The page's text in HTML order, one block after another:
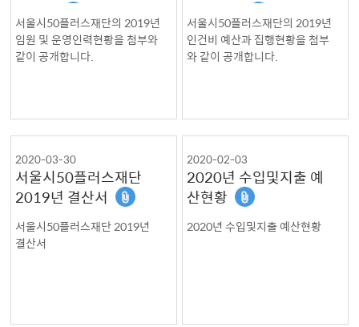
서울시50플러스재단의 2019년
임원 및 운영인력현황을 첨부와
같이 공개합니다.
서울시50플러스재단의 2019년
인건비 예산과 집행현황을 첨부
와 같이 공개합니다.
2020-03-30
서울시50플러스재단
2019년 결산서
서울시50플러스재단 2019년
결산서
2020-02-03
2020년 수입및지출 예
산현황
2020년 수입및지출 예산현황